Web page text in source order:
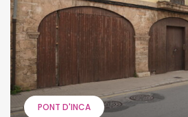
PONT D'INCA